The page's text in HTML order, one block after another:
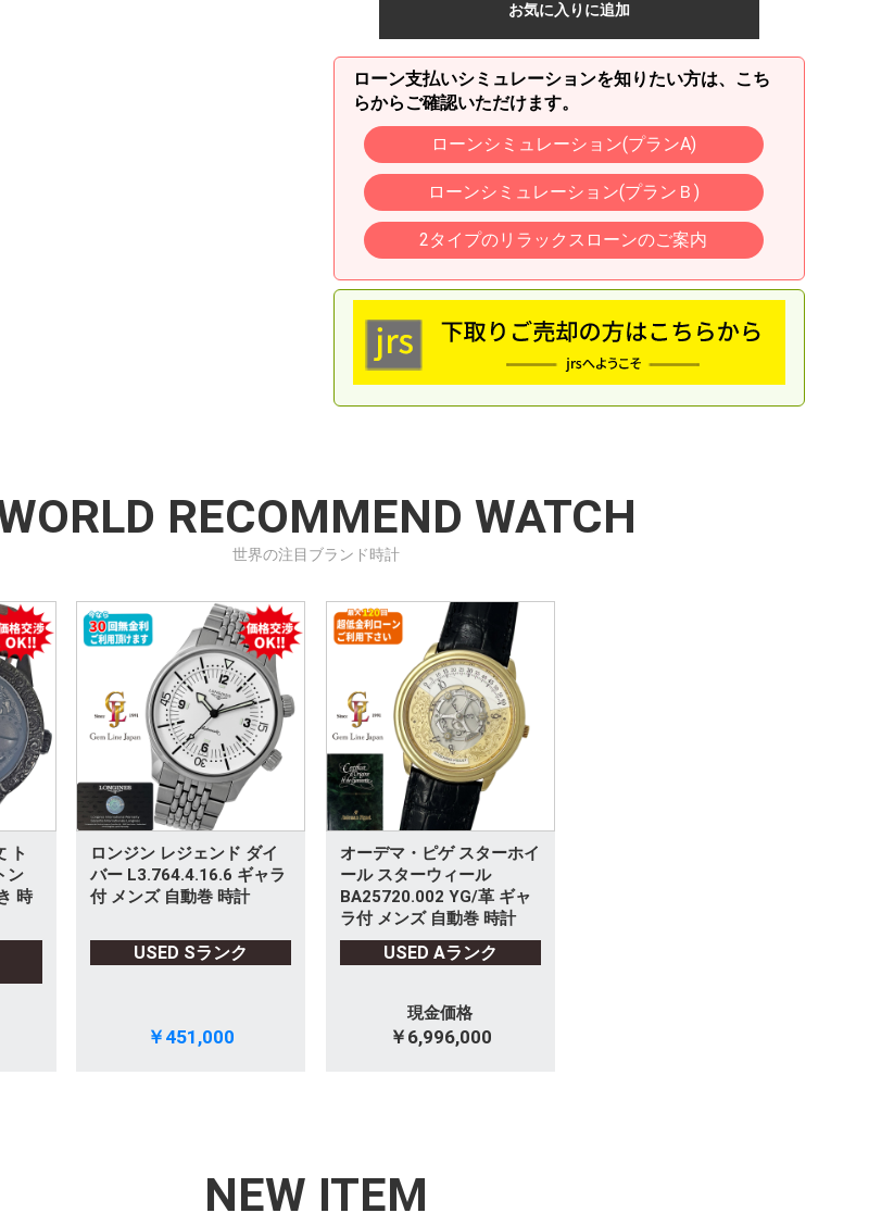
お気に入りに追加
ローン支払いシミュレーションを知りたい方は、こち
らからご確認いただけます。
ローンシミュレーション(プランA)
ローンシミュレーション(プランＢ)
2タイプのリラックスローンのご案内
RECOMMEND WATCH
世界の注目ブランド時計
ト
ン
時
ロンジン レジェンド ダイ
バー L3.764.4.16.6 ギャラ
付 メンズ 自動巻 時計
USED Sランク
￥451,000
オーデマ・ピゲ スターホイ
ール スターウィール
BA25720.002 YG/革 ギャ
ラ付 メンズ 自動巻 時計
USED Aランク
現金価格
￥6,996,000
NEW ITEM